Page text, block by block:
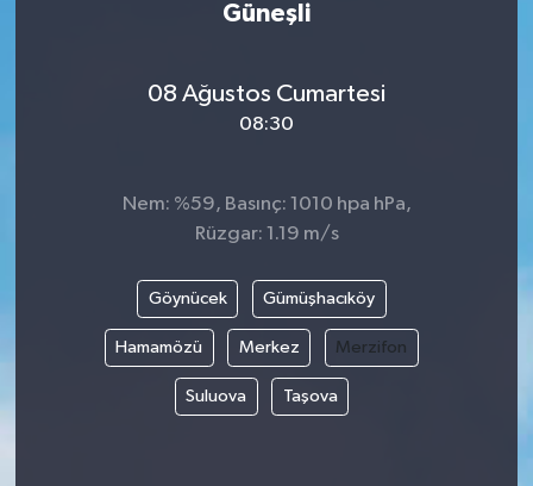
Güneşli
08 Ağustos Cumartesi
08:30
Nem: %59, Basınç: 1010 hpa hPa,
Rüzgar: 1.19 m/s
Göynücek Gümüşhacıköy
Hamamözü Merkez Merzifon
Suluova Taşova